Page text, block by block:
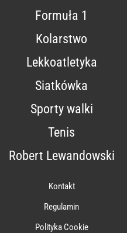
Formuła 1
Kolarstwo
Lekkoatletyka
Siatkówka
Sporty walki
Tenis
Robert Lewandowski
Kontakt
Regulamin
Polityka Cookie